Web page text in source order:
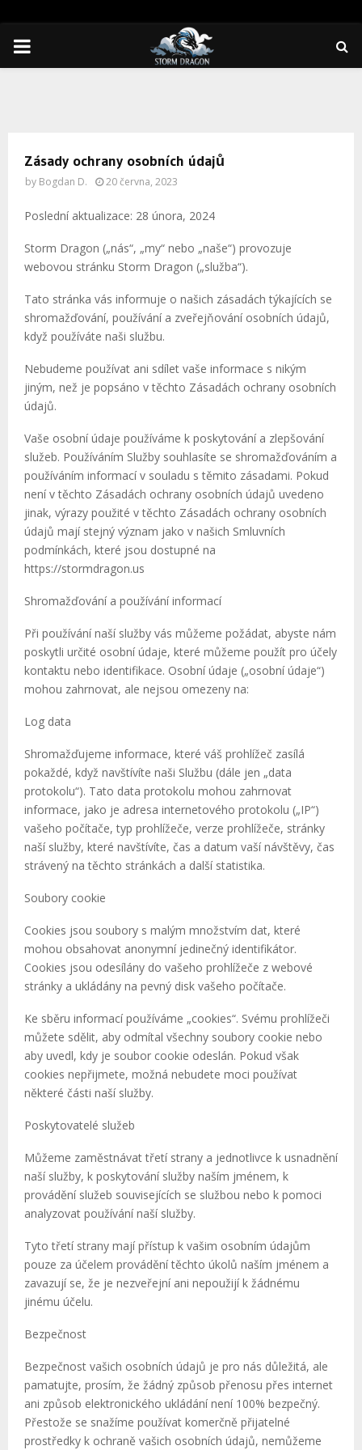
PRIMARY
Zásady ochrany osobních údajů
by Bogdan D. 20 června, 2023
Poslední aktualizace: 28 února, 2024
Storm Dragon („nás“, „my“ nebo „naše“) provozuje
webovou stránku Storm Dragon („služba“).
Tato stránka vás informuje o našich zásadách týkajících se
shromažďování, používání a zveřejňování osobních údajů,
když používáte naši službu.
Nebudeme používat ani sdílet vaše informace s nikým
jiným, než je popsáno v těchto Zásadách ochrany osobních
údajů.
Vaše osobní údaje používáme k poskytování a zlepšování
služeb. Používáním Služby souhlasíte se shromažďováním a
používáním informací v souladu s těmito zásadami. Pokud
není v těchto Zásadách ochrany osobních údajů uvedeno
jinak, výrazy použité v těchto Zásadách ochrany osobních
údajů mají stejný význam jako v našich Smluvních
podmínkách, které jsou dostupné na
https://stormdragon.us
Shromažďování a používání informací
Při používání naší služby vás můžeme požádat, abyste nám
poskytli určité osobní údaje, které můžeme použít pro účely
kontaktu nebo identifikace. Osobní údaje („osobní údaje“)
mohou zahrnovat, ale nejsou omezeny na:
Log data
Shromažďujeme informace, které váš prohlížeč zasílá
pokaždé, když navštívíte naši Službu (dále jen „data
protokolu“). Tato data protokolu mohou zahrnovat
informace, jako je adresa internetového protokolu („IP“)
vašeho počítače, typ prohlížeče, verze prohlížeče, stránky
naší služby, které navštívíte, čas a datum vaší návštěvy, čas
strávený na těchto stránkách a další statistika.
Soubory cookie
Cookies jsou soubory s malým množstvím dat, které
mohou obsahovat anonymní jedinečný identifikátor.
Cookies jsou odesílány do vašeho prohlížeče z webové
stránky a ukládány na pevný disk vašeho počítače.
Ke sběru informací používáme „cookies“. Svému prohlížeči
můžete sdělit, aby odmítal všechny soubory cookie nebo
aby uvedl, kdy je soubor cookie odeslán. Pokud však
cookies nepřijmete, možná nebudete moci používat
některé části naší služby.
Poskytovatelé služeb
Můžeme zaměstnávat třetí strany a jednotlivce k usnadnění
naší služby, k poskytování služby naším jménem, ​​k
provádění služeb souvisejících se službou nebo k pomoci
analyzovat používání naší služby.
Tyto třetí strany mají přístup k vašim osobním údajům
pouze za účelem provádění těchto úkolů naším jménem a
zavazují se, že je nezveřejní ani nepoužijí k žádnému
jinému účelu.
Bezpečnost
Bezpečnost vašich osobních údajů je pro nás důležitá, ale
pamatujte, prosím, že žádný způsob přenosu přes internet
ani způsob elektronického ukládání není 100% bezpečný.
Přestože se snažíme používat komerčně přijatelné
prostředky k ochraně vašich osobních údajů, nemůžeme